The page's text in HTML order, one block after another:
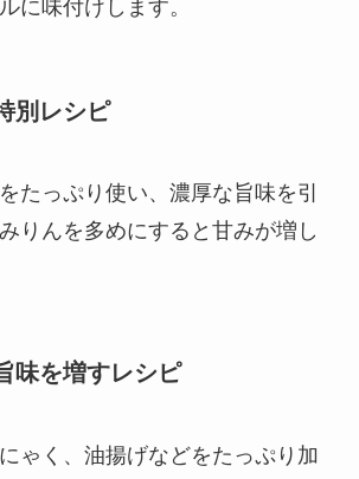
に味付けします。
別レシピ
たっぷり使い、濃厚な旨味を引
りんを多めにすると甘みが増し
味を増すレシピ
ゃく、油揚げなどをたっぷり加